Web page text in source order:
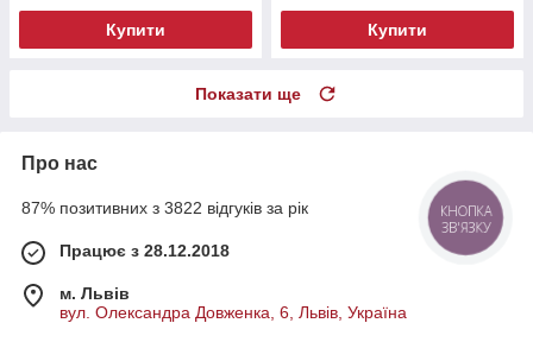
Купити Купити
Показати ще
Про нас
87% позитивних з 3822 відгуків за рік
Працює з 28.12.2018
м. Львів
вул. Олександра Довженка, 6, Львів, Україна
КНОПКА
ЗВ'ЯЗКУ